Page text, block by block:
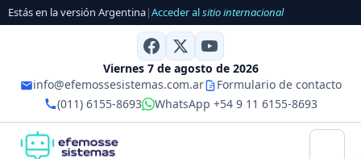
Estás en la versión Argentina|Acceder alsitio internacional
Viernes 7 de agosto de 2026
info@efemossesistemas.com.ar
Formulario de contacto
(011) 6155-8693
WhatsApp +54 9 11 6155-8693